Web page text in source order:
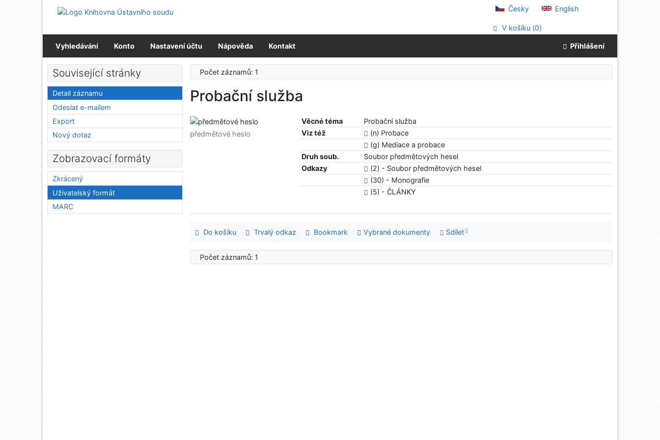
Přejít na menu
Česky English
V košíku (0)
Vyhledávání Konto Nastavení účtu Nápověda Kontakt Přihlášení
Počet záznamů: 1
Probační služba
Věcné téma
Probační služba
Viz též
(n) Probace
(g) Mediace a probace
Druh soub.
Soubor předmětových hesel
Odkazy
(2) - Soubor předmětových hesel
(30) - Monografie
(5) - ČLÁNKY
předmětové heslo
Do košíku Trvalý odkaz Bookmark Vybrané dokumenty Sdílet
Počet záznamů: 1
Související stránky
Detail záznamu
Odeslat e-mailem
Export
Nový dotaz
Zobrazovací formáty
Zkrácený
Uživatelský formát
MARC